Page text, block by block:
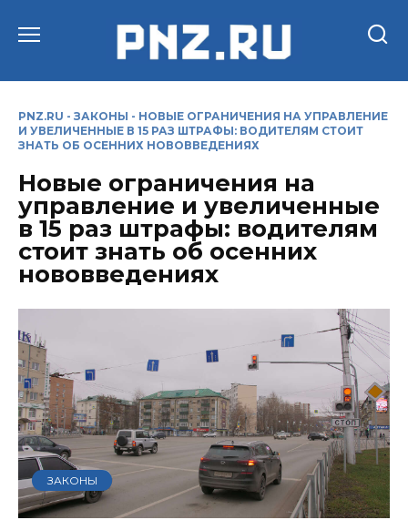
PNZ.RU - ЗАКОНЫ - НОВЫЕ ОГРАНИЧЕНИЯ НА УПРАВЛЕНИЕ
И УВЕЛИЧЕННЫЕ В 15 РАЗ ШТРАФЫ: ВОДИТЕЛЯМ СТОИТ
ЗНАТЬ ОБ ОСЕННИХ НОВОВВЕДЕНИЯХ
Новые ограничения на
управление и увеличенные
в 15 раз штрафы: водителям
стоит знать об осенних
нововведениях
ЗАКОНЫ